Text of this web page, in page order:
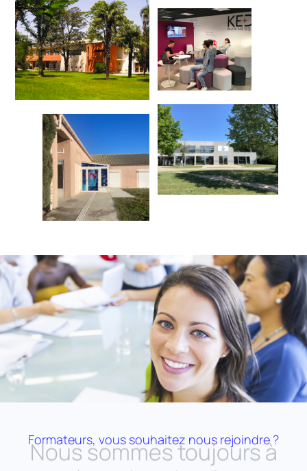
Formateurs, vous souhaitez nous rejoindre ?
Nous sommes toujours à